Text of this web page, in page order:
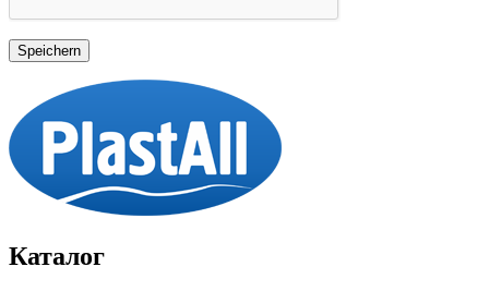
Каталог